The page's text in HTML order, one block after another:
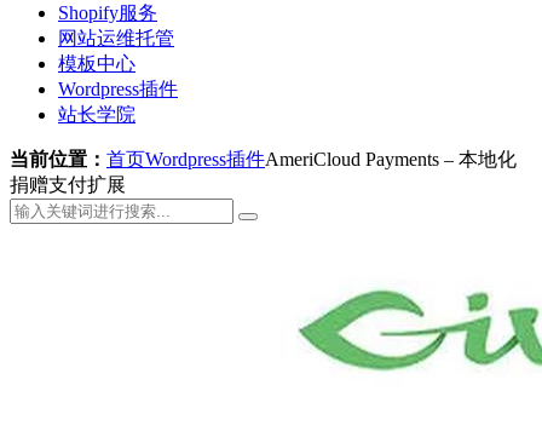
Shopify服务
网站运维托管
模板中心
Wordpress插件
站长学院
当前位置： 首页Wordpress插件AmeriCloud Payments – 本地化
捐赠支付扩展